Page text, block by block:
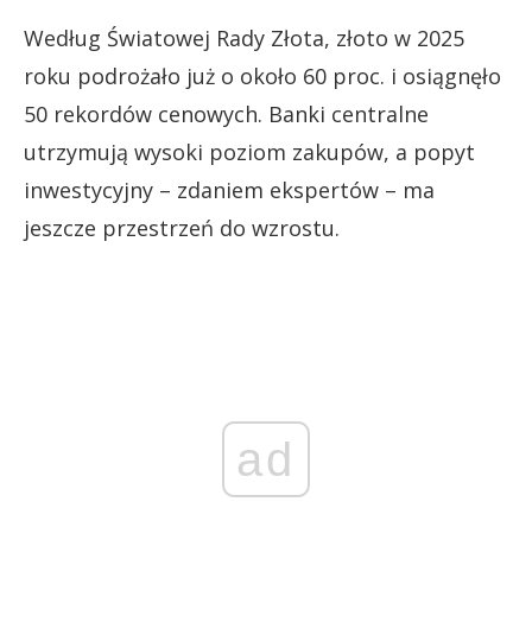
Według Światowej Rady Złota, złoto w 2025
roku podrożało już o około 60 proc. i osiągnęło
50 rekordów cenowych. Banki centralne
utrzymują wysoki poziom zakupów, a popyt
inwestycyjny – zdaniem ekspertów – ma
jeszcze przestrzeń do wzrostu.
ad